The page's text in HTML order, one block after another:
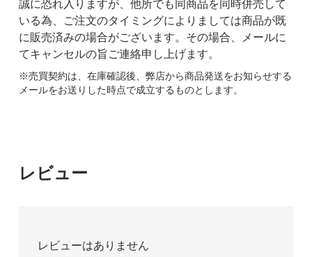
誠に恐れ入りますが、他所でも同商品を同時併売して
いる為、ご注文のタイミングによりましては商品が既
に販売済みの場合がございます。その場合、メールに
てキャンセルの旨ご連絡申し上げます。
※売買契約は、在庫確認後、弊店から商品発送をお知らせする
メールをお送りした時点で成立するものとします。
レビュー
レビューはありません